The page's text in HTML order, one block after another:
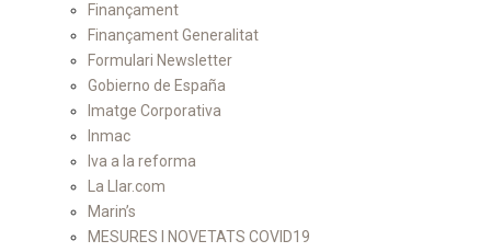
Finançament
Finançament Generalitat
Formulari Newsletter
Gobierno de España
Imatge Corporativa
Inmac
Iva a la reforma
La Llar.com
Marin’s
MESURES I NOVETATS COVID19